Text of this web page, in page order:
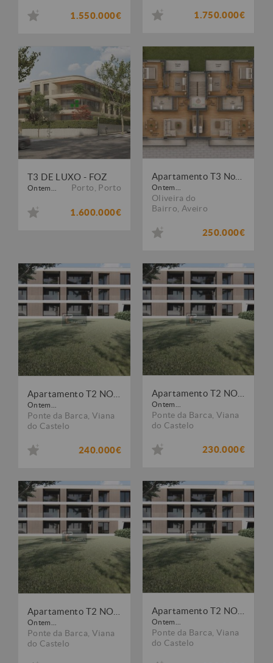
1.550.000€ 1.750.000€
T3 DE LUXO - FOZ
Ontem... Porto Porto
1.600.000€
Ontem...
Oliveira do
Bairro Aveiro
250.000€
Ontem...
Ponte da Barca Viana
do Castelo
240.000€
Ontem...
Ponte da Barca Viana
do Castelo
230.000€
Ontem...
Ponte da Barca Viana
do Castelo
Ontem...
Ponte da Barca Viana
do Castelo